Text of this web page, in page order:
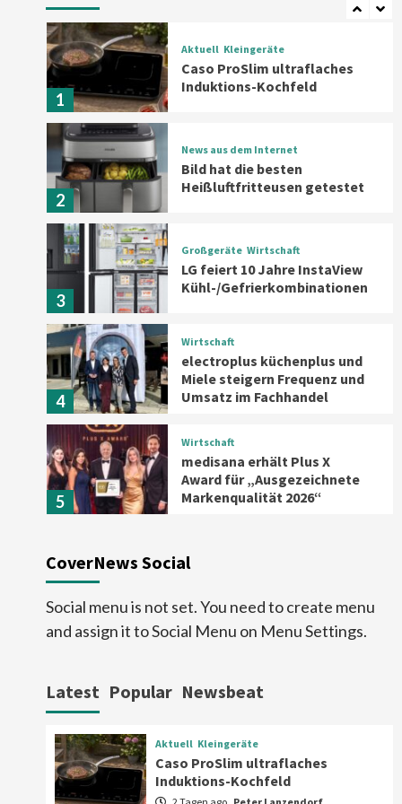
1
Aktuell Kleingeräte
Caso ProSlim ultraflaches
Induktions-Kochfeld
2
News aus dem Internet
Bild hat die besten
Heißluftfritteusen getestet
3
Großgeräte Wirtschaft
LG feiert 10 Jahre InstaView
Kühl-/Gefrierkombinationen
4
Wirtschaft
electroplus küchenplus und
Miele steigern Frequenz und
Umsatz im Fachhandel
5
Wirtschaft
medisana erhält Plus X
Award für „Ausgezeichnete
Markenqualität 2026“
6
Verbraucher setzen immer
Ventilatoren
7
Bird Angeboten
Kleingeräte
Caso ProSlim ultraflaches
Induktions-Kochfeld
CoverNews Social
Social menu is not set. You need to create menu
and assign it to Social Menu on Menu Settings.
Latest Popular Newsbeat
Aktuell Kleingeräte
Caso ProSlim ultraflaches
Induktions-Kochfeld